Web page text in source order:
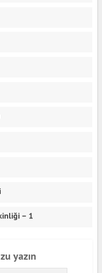
– 1
yazın